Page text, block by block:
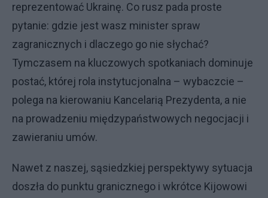
reprezentować Ukrainę. Co rusz pada proste
pytanie: gdzie jest wasz minister spraw
zagranicznych i dlaczego go nie słychać?
Tymczasem na kluczowych spotkaniach dominuje
postać, której rola instytucjonalna – wybaczcie –
polega na kierowaniu Kancelarią Prezydenta, a nie
na prowadzeniu międzypaństwowych negocjacji i
zawieraniu umów.
Nawet z naszej, sąsiedzkiej perspektywy sytuacja
doszła do punktu granicznego i wkrótce Kijowowi